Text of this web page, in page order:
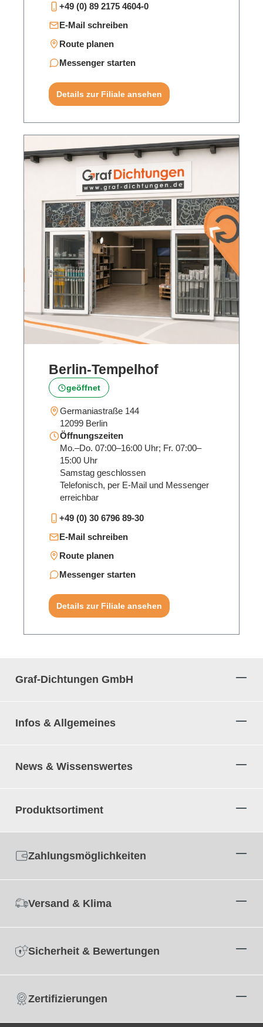
+49 (0) 89 2175 4604-0
E-Mail schreiben
Route planen
Messenger starten
Details zur Filiale ansehen
Berlin‑Tempelhof
geöffnet
Germaniastraße 144
12099 Berlin
Öffnungszeiten
Mo.–Do. 07:00–16:00 Uhr; Fr. 07:00–
15:00 Uhr
Samstag geschlossen
Telefonisch, per E-Mail und Messenger
erreichbar
+49 (0) 30 6796 89-30
E-Mail schreiben
Route planen
Messenger starten
Details zur Filiale ansehen
Graf-Dichtungen GmbH
Infos & Allgemeines
News & Wissenswertes
Produktsortiment
Zahlungsmöglichkeiten
Versand & Klima
Sicherheit & Bewertungen
Zertifizierungen